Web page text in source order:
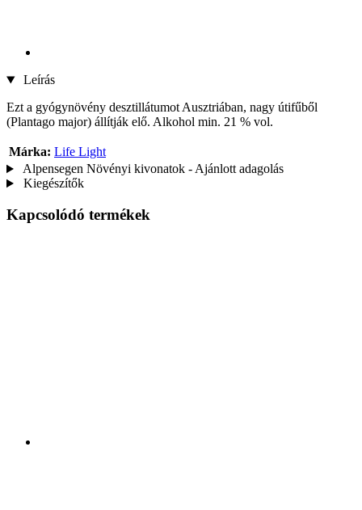
Leírás
Ezt a gyógynövény desztillátumot Ausztriában, nagy útifűből
(Plantago major) állítják elő. Alkohol min. 21 % vol.
Márka: Life Light
Alpensegen Növényi kivonatok - Ajánlott adagolás
Kiegészítők
Kapcsolódó termékek